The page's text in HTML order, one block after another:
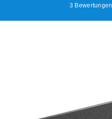
3 Bewertungen